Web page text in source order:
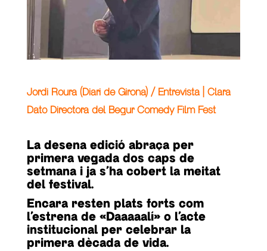
Jordi Roura (Diari de Girona) / Entrevista | Clara
Dato Directora del Begur Comedy Film Fest
La desena edició abraça per
primera vegada dos caps de
setmana i ja s’ha cobert la meitat
del festival.
Encara resten plats forts com
l’estrena de «Daaaaalí» o l’acte
institucional per celebrar la
primera dècada de vida.